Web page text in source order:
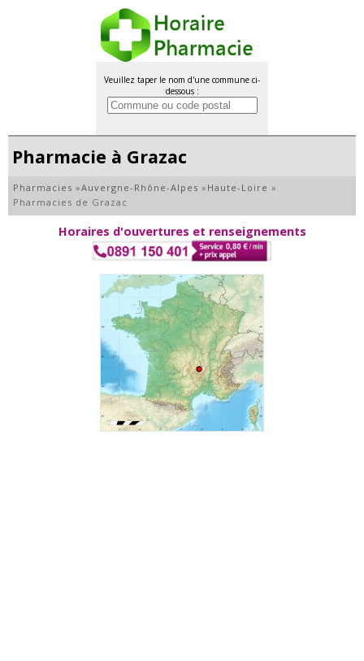
Veuillez taper le nom d'une commune ci-
dessous :
Pharmacie à Grazac
Pharmacies »Auvergne-Rhône-Alpes » Haute-Loire »
Pharmacies de Grazac
Horaires d'ouvertures et renseignements